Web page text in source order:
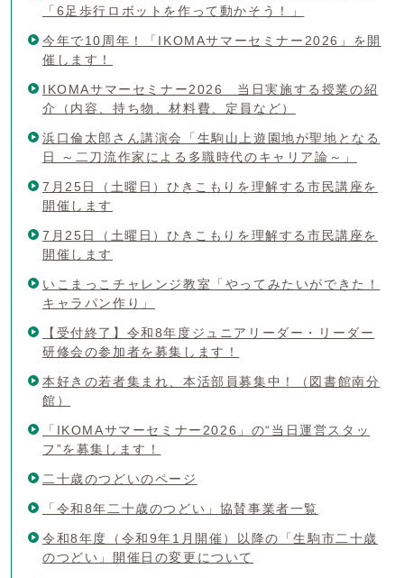
「6足歩行ロボットを作って動かそう！」
今年で10周年！「IKOMAサマーセミナー2026」を開
催します！
IKOMAサマーセミナー2026 当日実施する授業の紹
介（内容、持ち物、材料費、定員など）
浜口倫太郎さん講演会「生駒山上遊園地が聖地となる
日 ～二刀流作家による多職時代のキャリア論～」
7月25日（土曜日）ひきこもりを理解する市民講座を
開催します
7月25日（土曜日）ひきこもりを理解する市民講座を
開催します
いこまっこチャレンジ教室「やってみたいができた！
キャラパン作り」
【受付終了】令和8年度ジュニアリーダー・リーダー
研修会の参加者を募集します！
本好きの若者集まれ、本活部員募集中！（図書館南分
館）
「IKOMAサマーセミナー2026」の“当日運営スタッ
フ”を募集します！
二十歳のつどいのページ
「令和8年二十歳のつどい」協賛事業者一覧
令和8年度（令和9年1月開催）以降の「生駒市二十歳
のつどい」開催日の変更について